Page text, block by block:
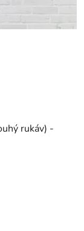
rukáv) -